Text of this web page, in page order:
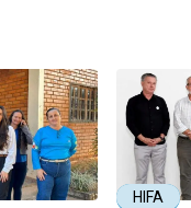
HIFA